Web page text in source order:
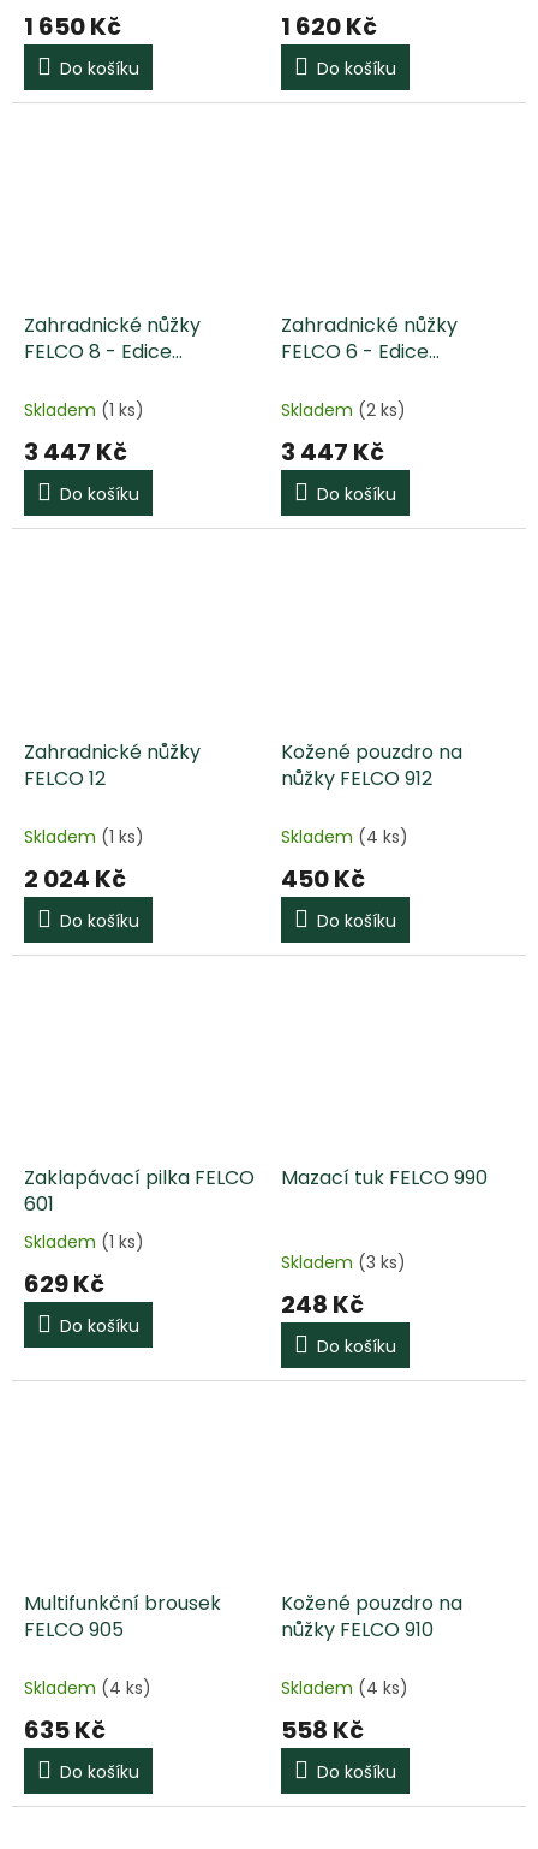
1 650 Kč
Do košíku
1 620 Kč
Do košíku
Zahradnické nůžky
FELCO 8 - Edice
Skladem (1 ks)
3 447 Kč
Do košíku
Zahradnické nůžky
FELCO 6 - Edice
Skladem (2 ks)
3 447 Kč
Do košíku
Zahradnické nůžky
FELCO 12
Skladem (1 ks)
2 024 Kč
Do košíku
Kožené pouzdro na
nůžky FELCO 912
Skladem (4 ks)
450 Kč
Do košíku
Zaklapávací pilka FELCO
601
Průměrné
hodnocení
produktu
5,0
5
Skladem (1 ks)
629 Kč
Do košíku
Mazací tuk FELCO 990
Skladem (3 ks)
248 Kč
Do košíku
Multifunkční brousek
FELCO 905
Skladem (4 ks)
635 Kč
Do košíku
Kožené pouzdro na
nůžky FELCO 910
Skladem (4 ks)
558 Kč
Do košíku